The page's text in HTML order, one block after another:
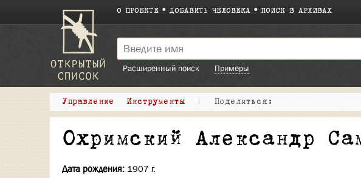
О ПРОЕКТЕ ДОБАВИТЬ ЧЕЛОВЕКА ПОИСК В АРХИВАХ
Расширенный поиск
Примеры
Управление Инструменты | Поделиться:
Охримский Александр
Дата рождения: 1907 г.